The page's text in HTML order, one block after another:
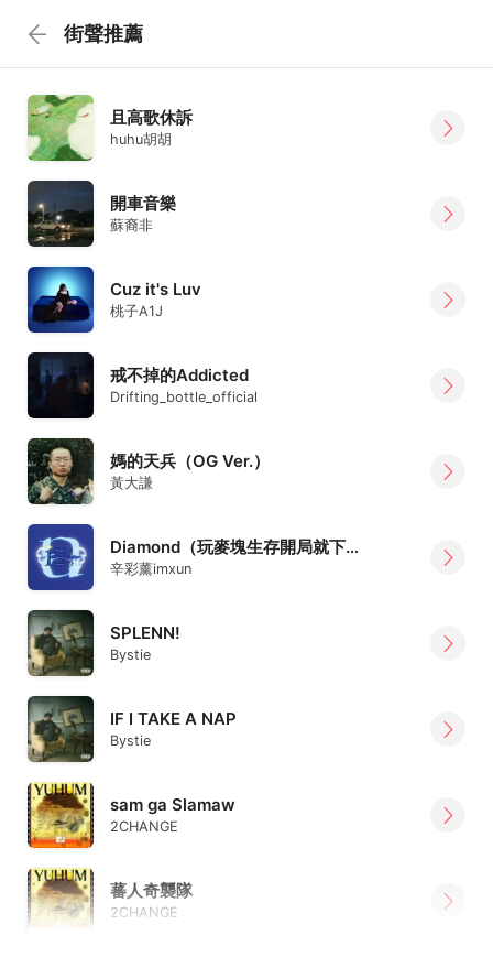
街聲推薦
且高歌休訴
huhu胡胡
開車音樂
蘇裔非
Cuz it's Luv
桃子A1J
戒不掉的Addicted
Drifting_bottle_official
媽的天兵（OG Ver.）
黃大謙
Diamond（玩麥塊生存開局就下礦結果3個小時才挖到鑽石）
辛彩薰imxun
SPLENN!
Bystie
IF I TAKE A NAP
Bystie
sam ga Slamaw
2CHANGE
蕃人奇襲隊
2CHANGE